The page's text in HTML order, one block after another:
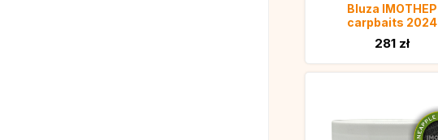
Bluza IMOTHEP
carpbaits 2024
281 zł